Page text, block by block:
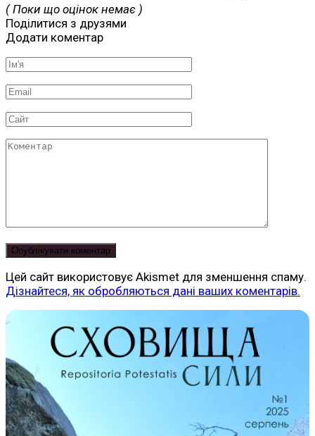
( Поки що оцінок немає )
Поділитися з друзями
Додати коментар
Ім'я
*
Email
*
Сайт
Коментар
Цей сайт використовує Akismet для зменшення спаму.
Дізнайтеся, як обробляються дані ваших коментарів.